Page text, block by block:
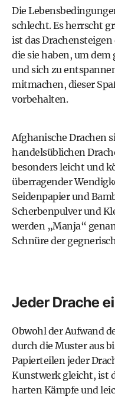
Die
schlecht. Es herrscht
ist das
die sie haben, um
und sich zu
mitmachen, dieser
vorbehalten.
Afghanische Drachen
handelsüblichen
besonders leicht und
überragender
Seidenpapier und
Scherbenpulver und
werden „Manja“
Schnüre der
Jeder Drache
Obwohl der Aufwand
durch die Muster aus
Papierteilen jeder
Kunstwerk gleicht, ist
harten Kämpfe und